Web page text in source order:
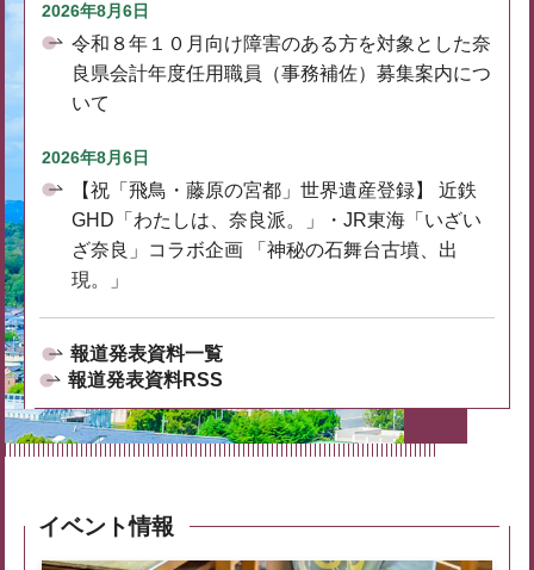
2026年8月6日
令和８年１０月向け障害のある方を対象とした奈
良県会計年度任用職員（事務補佐）募集案内につ
いて
2026年8月6日
【祝「飛鳥・藤原の宮都」世界遺産登録】 近鉄
GHD「わたしは、奈良派。」・JR東海「いざい
ざ奈良」コラボ企画 「神秘の石舞台古墳、出
現。」
報道発表資料一覧
報道発表資料RSS
イベント情報